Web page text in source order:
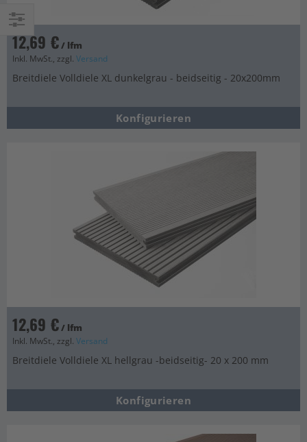
12,69 €/ lfm
Inkl. MwSt., zzgl. Versand
Breitdiele Volldiele XL dunkelgrau - beidseitig - 20x200mm
Konfigurieren
12,69 €/ lfm
Inkl. MwSt., zzgl. Versand
Breitdiele Volldiele XL hellgrau -beidseitig- 20 x 200 mm
Konfigurieren
Einkaufsoptionen